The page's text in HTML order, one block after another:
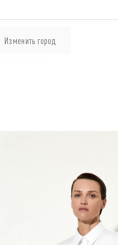
Изменить город
Lookbook